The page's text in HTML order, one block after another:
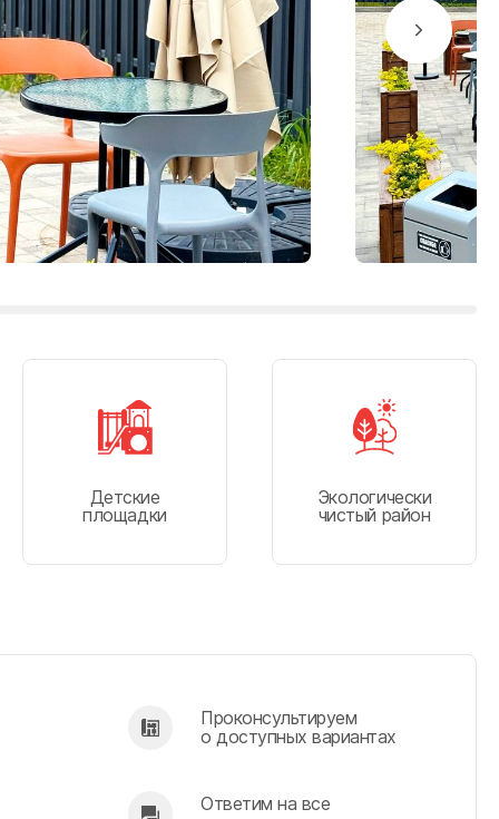
Детские
площадки
Экологически
чистый район
Проконсультируем
о доступных вариантах
Ответим на все